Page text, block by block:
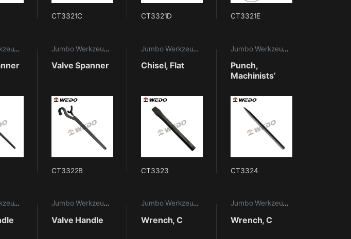
CT3321C CT3321D CT3321E
Jumbo Werkzeuge Maritime Werkzeuge Jumbo Werkzeuge Maritime Werkzeuge
Valve Spanner
CT3322B
Jumbo Werkzeuge Maritime Werkzeuge
Chisel, Flat
CT3323
Jumbo Werkzeuge
Punch,
Machinists’
CT3324
Jumbo Werkzeuge Maritime Werkzeuge Jumbo Werkzeuge Maritime Werkzeuge
Valve Handle
Jumbo Werkzeuge Maritime Werkzeuge
Wrench, C
Jumbo Werkzeuge
Wrench, C